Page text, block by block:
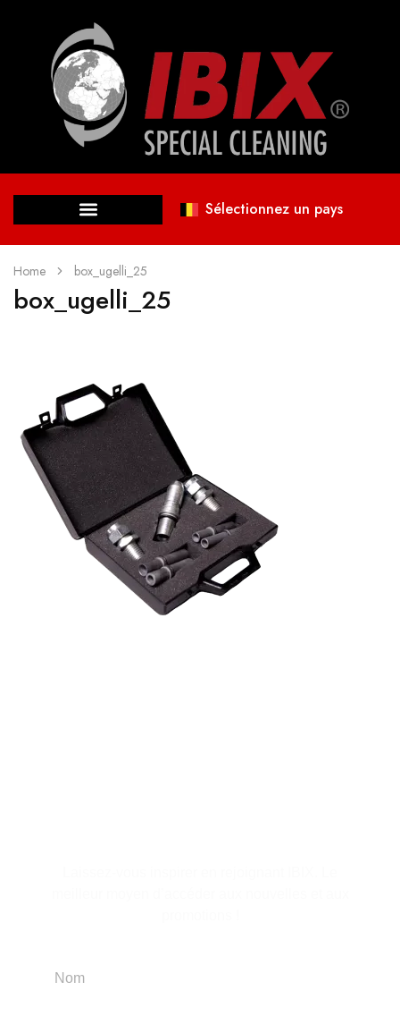
Sélectionnez un pays
Home box_ugelli_25
box_ugelli_25